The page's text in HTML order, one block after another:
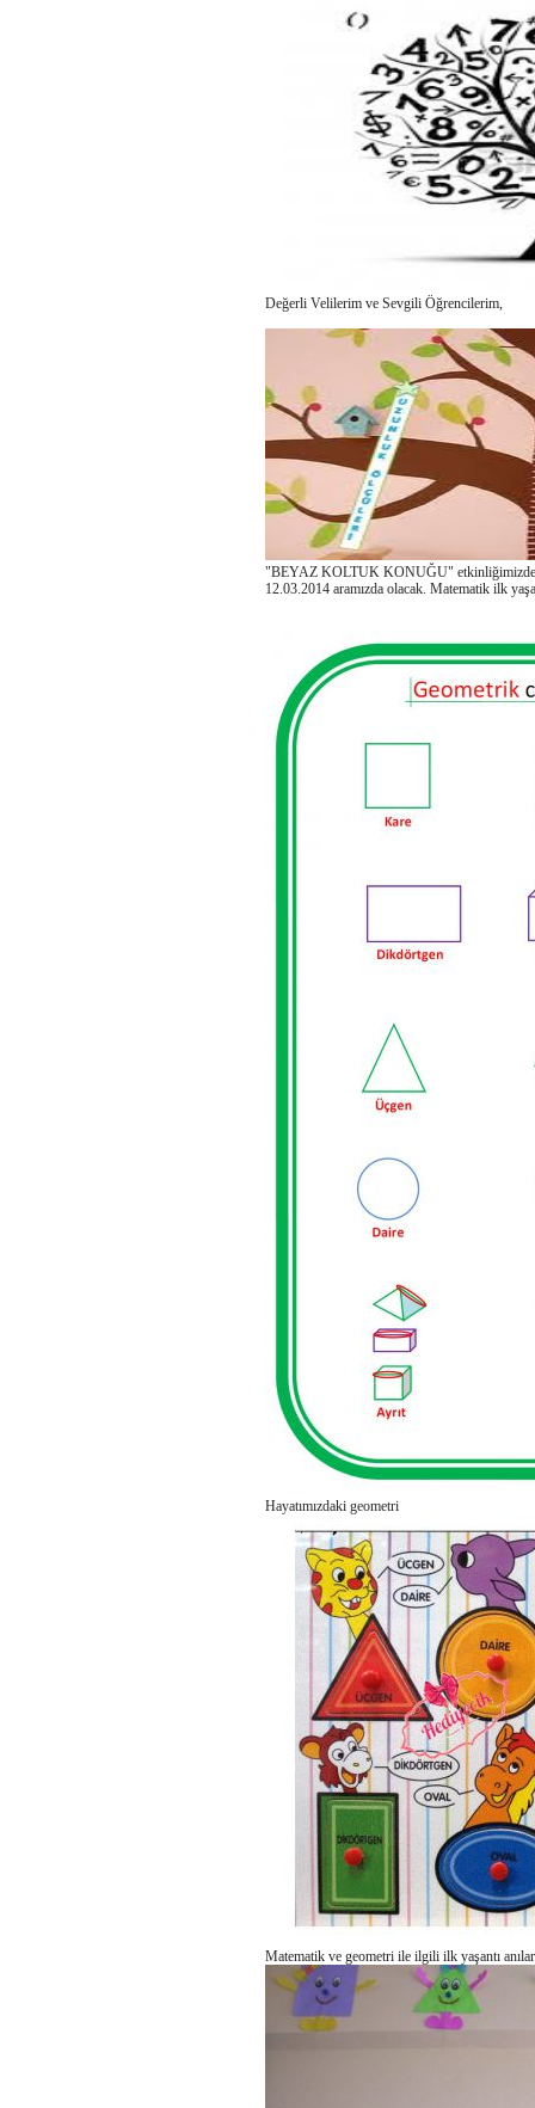
Değerli Velilerim ve Sevgili Öğrencilerim,
"BEYAZ KOLTUK KONUĞU"
12.03.2014 aramızda olacak. Matematik ilk
Hayatımızdaki geometri
Matematik ve geometri ile ilgili ilk yaşantı